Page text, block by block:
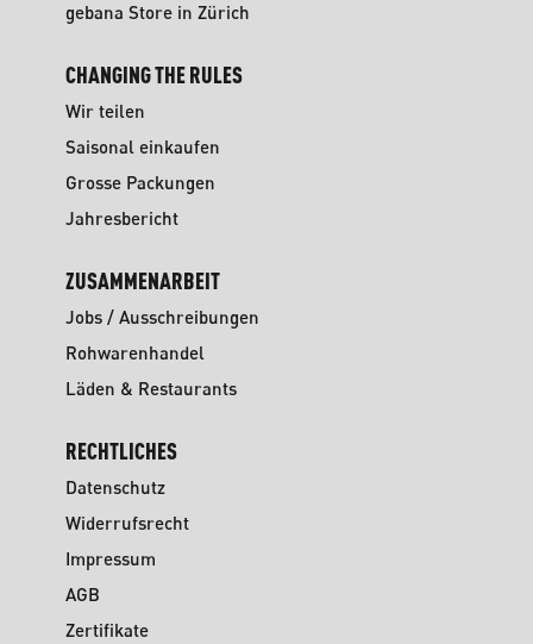
gebana Store in Zürich
CHANGING THE RULES
Wir teilen
Saisonal einkaufen
Grosse Packungen
Jahresbericht
ZUSAMMENARBEIT
Jobs / Ausschreibungen
Rohwarenhandel
Läden & Restaurants
RECHTLICHES
Datenschutz
Widerrufsrecht
Impressum
AGB
Zertifikate